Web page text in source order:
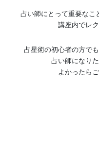
占い師にとって重要なこ
講座内でレ
占星術の初心者の方で
占い師になり
よかったら